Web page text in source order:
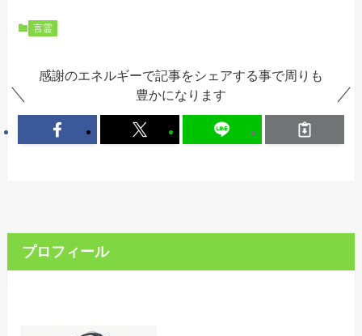
言霊
感謝のエネルギーで記事をシェアする事で周りも
豊かになります
プロフィール